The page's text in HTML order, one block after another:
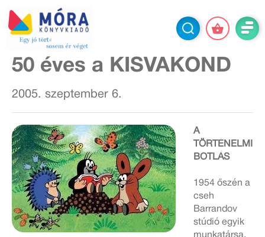
50 éves a KISVAKOND
2005. szeptember 6.
A
TÖRTÉNELMI
BOTLÁS
1954 őszén a
cseh
Barrandov
stúdió egyik
munkatársa,